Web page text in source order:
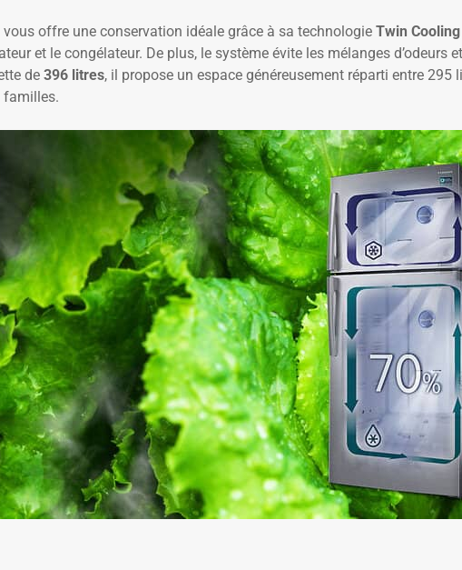
vous offre une conservation idéale grâce à sa technologie Twin
et le congélateur. De plus, le système évite les mélanges d’odeurs
de 396 litres, il propose un espace généreusement réparti entre 295
familles.